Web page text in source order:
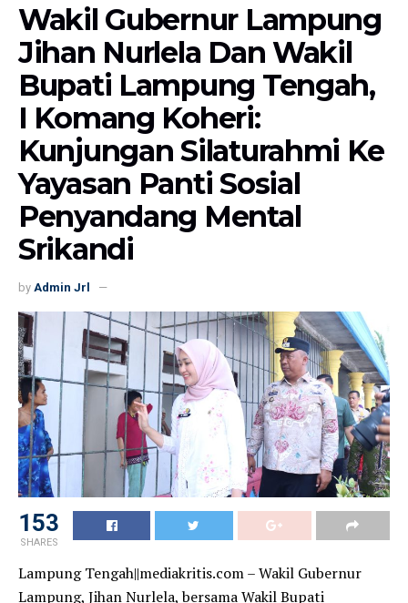
Wakil Gubernur Lampung
Jihan Nurlela Dan Wakil
Bupati Lampung Tengah,
I Komang Koheri:
Kunjungan Silaturahmi Ke
Yayasan Panti Sosial
Penyandang Mental
Srikandi
by Admin Jrl
153
SHARES
Lampung Tengah||mediakritis.com – Wakil Gubernur
Lampung, Jihan Nurlela, bersama Wakil Bupati